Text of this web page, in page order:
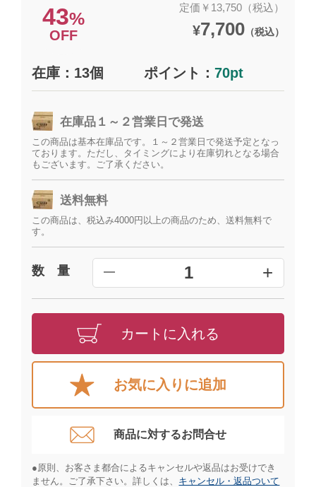
43%
OFF
定価￥13,750（税込）
¥7,700（税込）
在庫：13個 ポイント：70pt
在庫品１～２営業日で発送
この商品は基本在庫品です。１～２営業日で発送予定となっ
ております。ただし、タイミングにより在庫切れとなる場合
もございます。ご了承ください。
送料無料
この商品は、税込み4000円以上の商品のため、送料無料で
す。
数 量 ━ 1 +
カートに入れる
お気に入りに追加
商品に対するお問合せ​
●原則、お客さま都合によるキャンセルや返品はお受けでき
ません。ご了承下さい。詳しくは、 キャンセル・返品ついて